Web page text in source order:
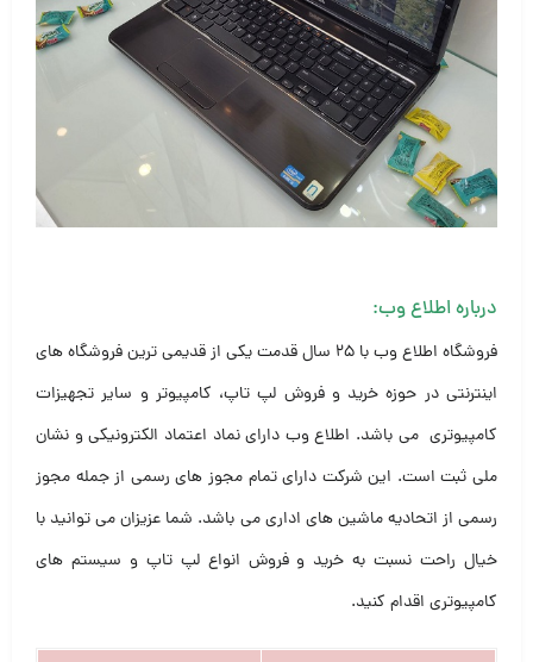
درباره اطلاع وب:
فروشگاه اطلاع وب با ۲۵ سال قدمت یکی از قدیمی ترین فروشگاه های
اینترنتی در حوزه خرید و فروش لپ تاپ، کامپیوتر و سایر تجهیزات
کامپیوتری می باشد. اطلاع وب دارای نماد اعتماد الکترونیکی و نشان
ملی ثبت است. این شرکت دارای تمام مجوز های رسمی از جمله مجوز
رسمی از اتحادیه ماشین های اداری می باشد. شما عزیزان می توانید با
خیال راحت نسبت به خرید و فروش انواع لپ تاپ و سیستم های
کامپیوتری اقدام کنید.